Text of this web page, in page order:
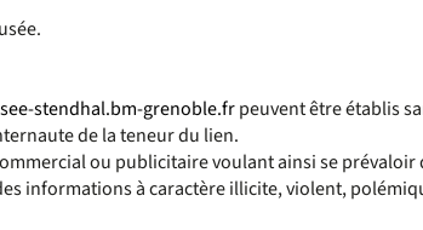
stendhal.bm-grenoble.frpeuvent être établis
de la teneur du lien.
ou publicitaire voulant ainsi se prévaloir
informations à caractère illicite, violent,